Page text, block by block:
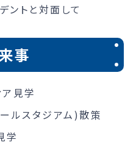
事
ア見学
ルスタジアム)散策
学